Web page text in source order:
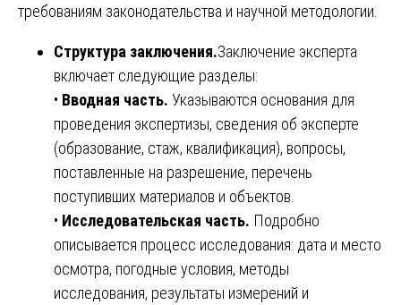
требованиям законодательства и научной методологии.
Структура заключения.Заключение эксперта
включает следующие разделы:
• Вводная часть. Указываются основания для
проведения экспертизы, сведения об эксперте
(образование, стаж, квалификация), вопросы,
поставленные на разрешение, перечень
поступивших материалов и объектов.
• Исследовательская часть. Подробно
описывается процесс исследования: дата и место
осмотра, погодные условия, методы
исследования, результаты измерений и